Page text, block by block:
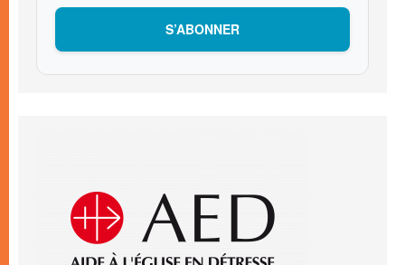
S’ABONNER